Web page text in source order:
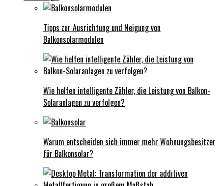
Tipps zur Ausrichtung und Neigung von
Balkonsolarmodulen
Wie helfen intelligente Zähler, die Leistung von Balkon-
Solaranlagen zu verfolgen?
Warum entscheiden sich immer mehr Wohnungsbesitzer
für Balkonsolar?